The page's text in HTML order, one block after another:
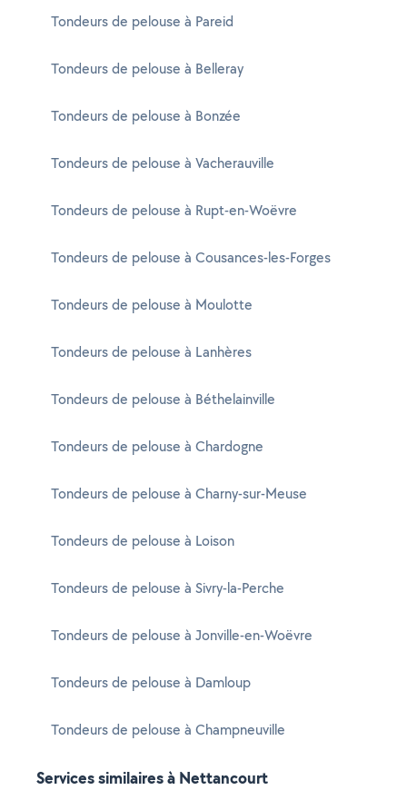
Tondeurs de pelouse à Pareid
Tondeurs de pelouse à Belleray
Tondeurs de pelouse à Bonzée
Tondeurs de pelouse à Vacherauville
Tondeurs de pelouse à Rupt-en-Woëvre
Tondeurs de pelouse à Cousances-les-Forges
Tondeurs de pelouse à Moulotte
Tondeurs de pelouse à Lanhères
Tondeurs de pelouse à Béthelainville
Tondeurs de pelouse à Chardogne
Tondeurs de pelouse à Charny-sur-Meuse
Tondeurs de pelouse à Loison
Tondeurs de pelouse à Sivry-la-Perche
Tondeurs de pelouse à Jonville-en-Woëvre
Tondeurs de pelouse à Damloup
Tondeurs de pelouse à Champneuville
Services similaires à Nettancourt